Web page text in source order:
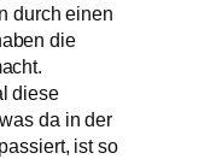
durch einen
die
diese
da in der
ist so